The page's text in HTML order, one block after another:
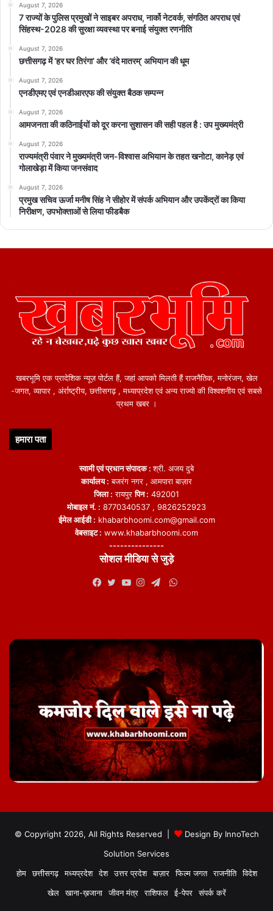
August 7, 2026
7 राज्यों के पुलिस प्रमुखों ने साइबर अपराध, नार्को नेटवर्क, संगठित अपराध एवं
सिंहस्थ-2028 की सुरक्षा व्यवस्था पर बनाई संयुक्त रणनीति
August 7, 2026
छत्तीसगढ़ में ‘हर घर तिरंगा’ और ‘वंदे मातरम्’ अभियान की धूम
August 7, 2026
एनडीएमए एवं एनडीआरएफ की संयुक्त बैठक सम्पन्न
August 7, 2026
आमजनता की कठिनाईयों को दूर करना सुशासन की सही पहल है : उप मुख्यमंत्री
August 7, 2026
राज्यमंत्री पंवार ने मुख्यमंत्री जन-विश्वास अभियान के तहत खनोटा, कानेड़ एवं
गोलाखेड़ा में किया जनसंवाद
August 7, 2026
प्रमुख सचिव ऊर्जा मनीष सिंह ने सीहोर में संपर्क अभियान और उपकेंद्रों का किया
निरीक्षण, उपभोक्ताओं से लिया फीडबैक
खबरभूमि एक प्रादेशिक न्यूज़ पोर्टल हैं, जहां आपको मिलती हैं राजनैतिक, मनोरंजन, खेल
-जगत, व्यापार , अंर्राष्ट्रीय, छत्तीसगढ़ , मध्याप्रदेश एवं अन्य राज्यो की विश्वशनीय एवं सबसे
प्रथम खबर ।
हमारा पता
स्वामी एवं प्रधान संपादक :श्री. अजय दुबे
कार्यालय : बजरंग नगर , आमपारा बाज़ार
जिला : रायपुरपिन : 492001
मोबाइल नं. : 8770340537 , 9826252923
ईमेल आईडी : khabarbhoomi.com@gmail.com
वेबसाइट : www.khabarbhoomi.com
---------------
सोशल मीडिया से जुड़े
WhatsApp
© Copyright 2026, All Rights Reserved | Design By InnoTech
Solution Services
होम
छत्तीसगढ़ मध्यप्रदेश देश उत्तर प्रदेश बाज़ार फिल्म जगत राजनीति
विदेश
खेल
खाना-ख़जाना जीवन मंत्र राशिफल ई-पेपर संपर्क करें